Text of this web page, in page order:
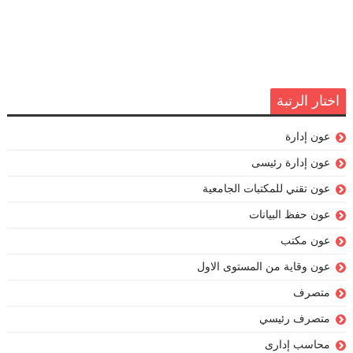
اختار الرتبة
عون إدارة
عون إدارة رئيسى
عون تقني للمكتبات الجامعية
عون حفظ البيانات
عون مكتب
عون وقاية من المستوى الاول
متصرف
متصرف رئيسي
محاسب إدارى